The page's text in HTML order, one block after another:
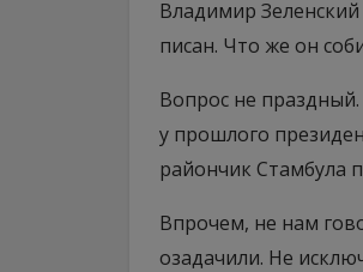
Владимир Зеленский
писан. Что же он
Вопрос не
у прошлого
райончик Стамбула
Впрочем, не нам
озадачили. Не